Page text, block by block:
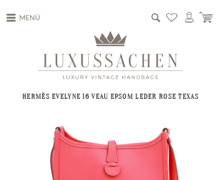
MENÜ
HERMÈS EVELYNE 16 VEAU EPSOM LEDER ROSE TEXAS